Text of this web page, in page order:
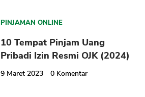
PINJAMAN ONLINE
10 Tempat Pinjam Uang
Pribadi Izin Resmi OJK (2024)
9 Maret 2023 0 Komentar